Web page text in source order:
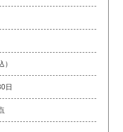
）
日